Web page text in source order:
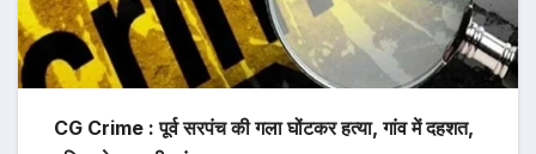
CG Crime : पूर्व सरपंच की गला घोंटकर हत्या, गांव में दहशत,